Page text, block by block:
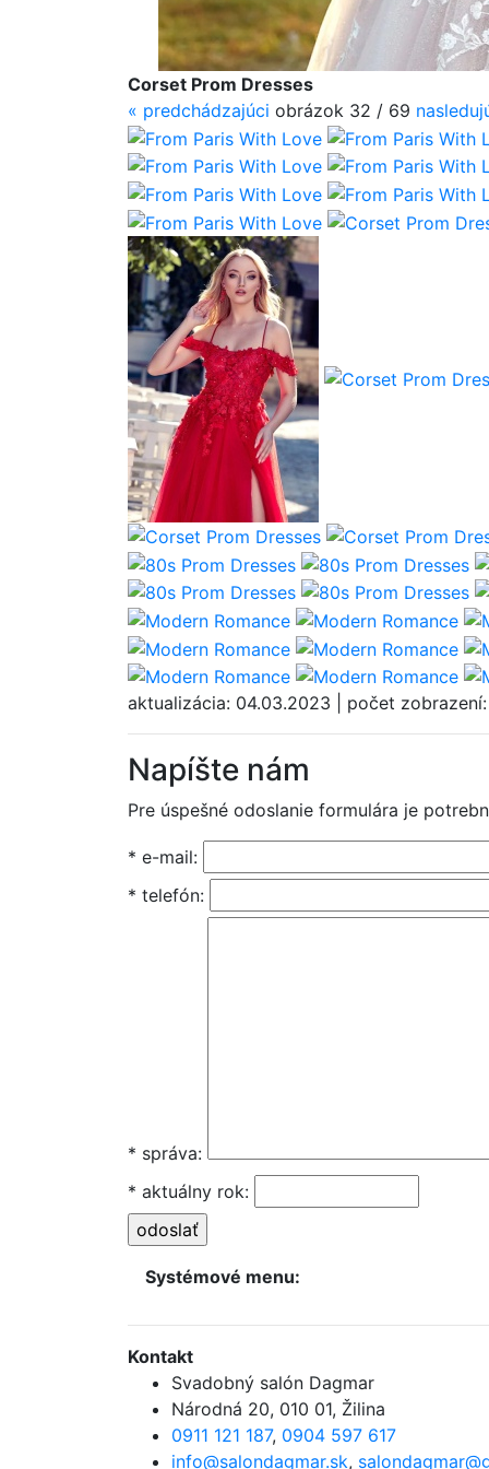
Corset Prom Dresses
« predchádzajúci obrázok 32 / 69
aktualizácia: 04.03.2023 | počet
Napíšte nám
Pre úspešné odoslanie formulára je
* e-mail:
* telefón:
* správa:
* aktuálny rok:
Systémové menu:
Kontakt
Svadobný salón Dagmar
Národná 20, 010 01, Žilina
0911 121 187, 0904 597 617
info@salondagmar.sk,